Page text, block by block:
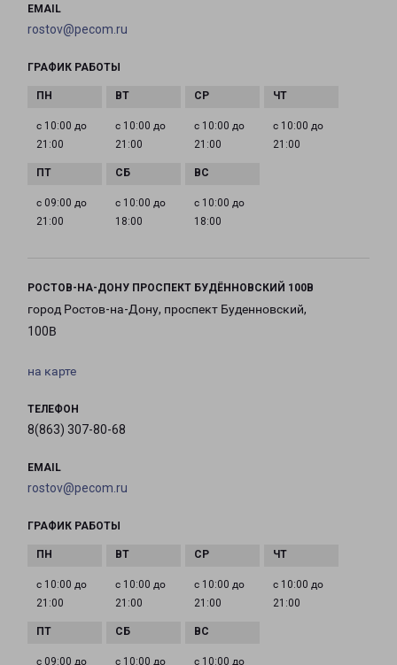
EMAIL
rostov@pecom.ru
ГРАФИК РАБОТЫ
с 10:00 до
21:00
с 10:00 до
21:00
с 10:00 до
21:00
с 10:00 до
21:00
с 09:00 до
21:00
с 10:00 до
18:00
с 10:00 до
18:00
РОСТОВ-НА-ДОНУ ПРОСПЕКТ БУДЁННОВСКИЙ 100В
город Ростов-на-Дону, проспект Буденновский,
100В
на карте
ТЕЛЕФОН
8(863) 307-80-68
EMAIL
rostov@pecom.ru
ГРАФИК РАБОТЫ
с 10:00 до
21:00
с 10:00 до
21:00
с 10:00 до
21:00
с 10:00 до
21:00
с 09:00 до с 10:00 до с 10:00 до